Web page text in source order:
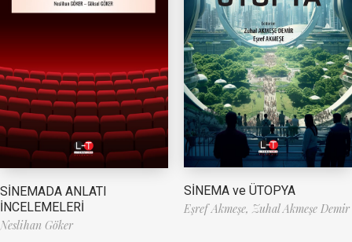
SİNEMADA ANLATI
İNCELEMELERİ
Neslihan Göker
SİNEMA ve ÜTOPYA
Eşref Akmeşe, Zuhal Akmeşe Demir